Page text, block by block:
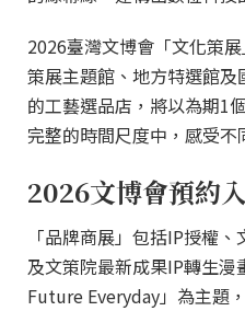
2026臺灣文博會「文化策
策展主題館、地方特選館
的工藝選品店，將以為期1
完整的時間尺度中，感受不
2026文博會預約
「品牌商展」包括IP授權
及文策院最新成果IP轉生漫
Future Everyday」為主題